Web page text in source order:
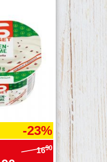
-23%
1690